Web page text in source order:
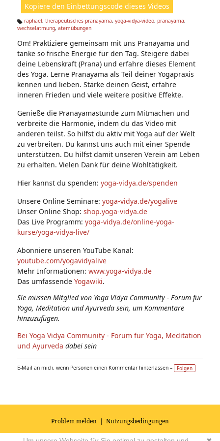
Kopiere den Einbettungscode dieses Videos
Ta
s:
raphael, therapeutisches pranayama, yoga-vidya-video, pranayama,
wechselatmung, atemübungen
Om! Praktiziere gemeinsam mit uns Pranayama und
tanke so frische Energie für den Tag. Steigere dabei
deine Lebenskraft (Prana) und erfahre dieses Element
des Yoga. Lerne Pranayama als Teil deiner Yogapraxis
kennen und lieben. Stärke deinen Geist, erfahre
inneren Frieden und viele weitere positive Effekte.
Genieße die Pranayamastunde zum Mitmachen und
verbreite die Harmonie, indem du das Video mit
anderen teilst. So hilfst du aktiv mit Yoga auf der Welt
zu verbreiten. Du kannst uns auch mit einer Spende
unterstützen. Du hilfst damit unseren Verein am Leben
zu erhalten. Vielen Dank für deine Wohltätigkeit.
Hier kannst du spenden: yoga-vidya.de/spenden
Unsere Online Seminare: yoga-vidya.de/yogalive
Unser Online Shop: shop.yoga-vidya.de
Das Live Programm: yoga-vidya.de/online-yoga-
kurse/yoga-vidya-live/
Abonniere unseren YouTube Kanal:
youtube.com/yogavidyalive
Mehr Informationen: www.yoga-vidya.de
Das umfassende Yogawiki.
Sie müssen Mitglied von Yoga Vidya Community - Forum für
Yoga, Meditation und Ayurveda sein, um Kommentare
hinzuzufügen.
Bei Yoga Vidya Community - Forum für Yoga, Meditation
und Ayurveda dabei sein
E-Mail an mich, wenn Personen einen Kommentar hinterlassen – Folgen
Problem melden | Nutzungsbedingungen
© 2026Impressum|Datenschutz|AGB's| Yoga Vidya Community -